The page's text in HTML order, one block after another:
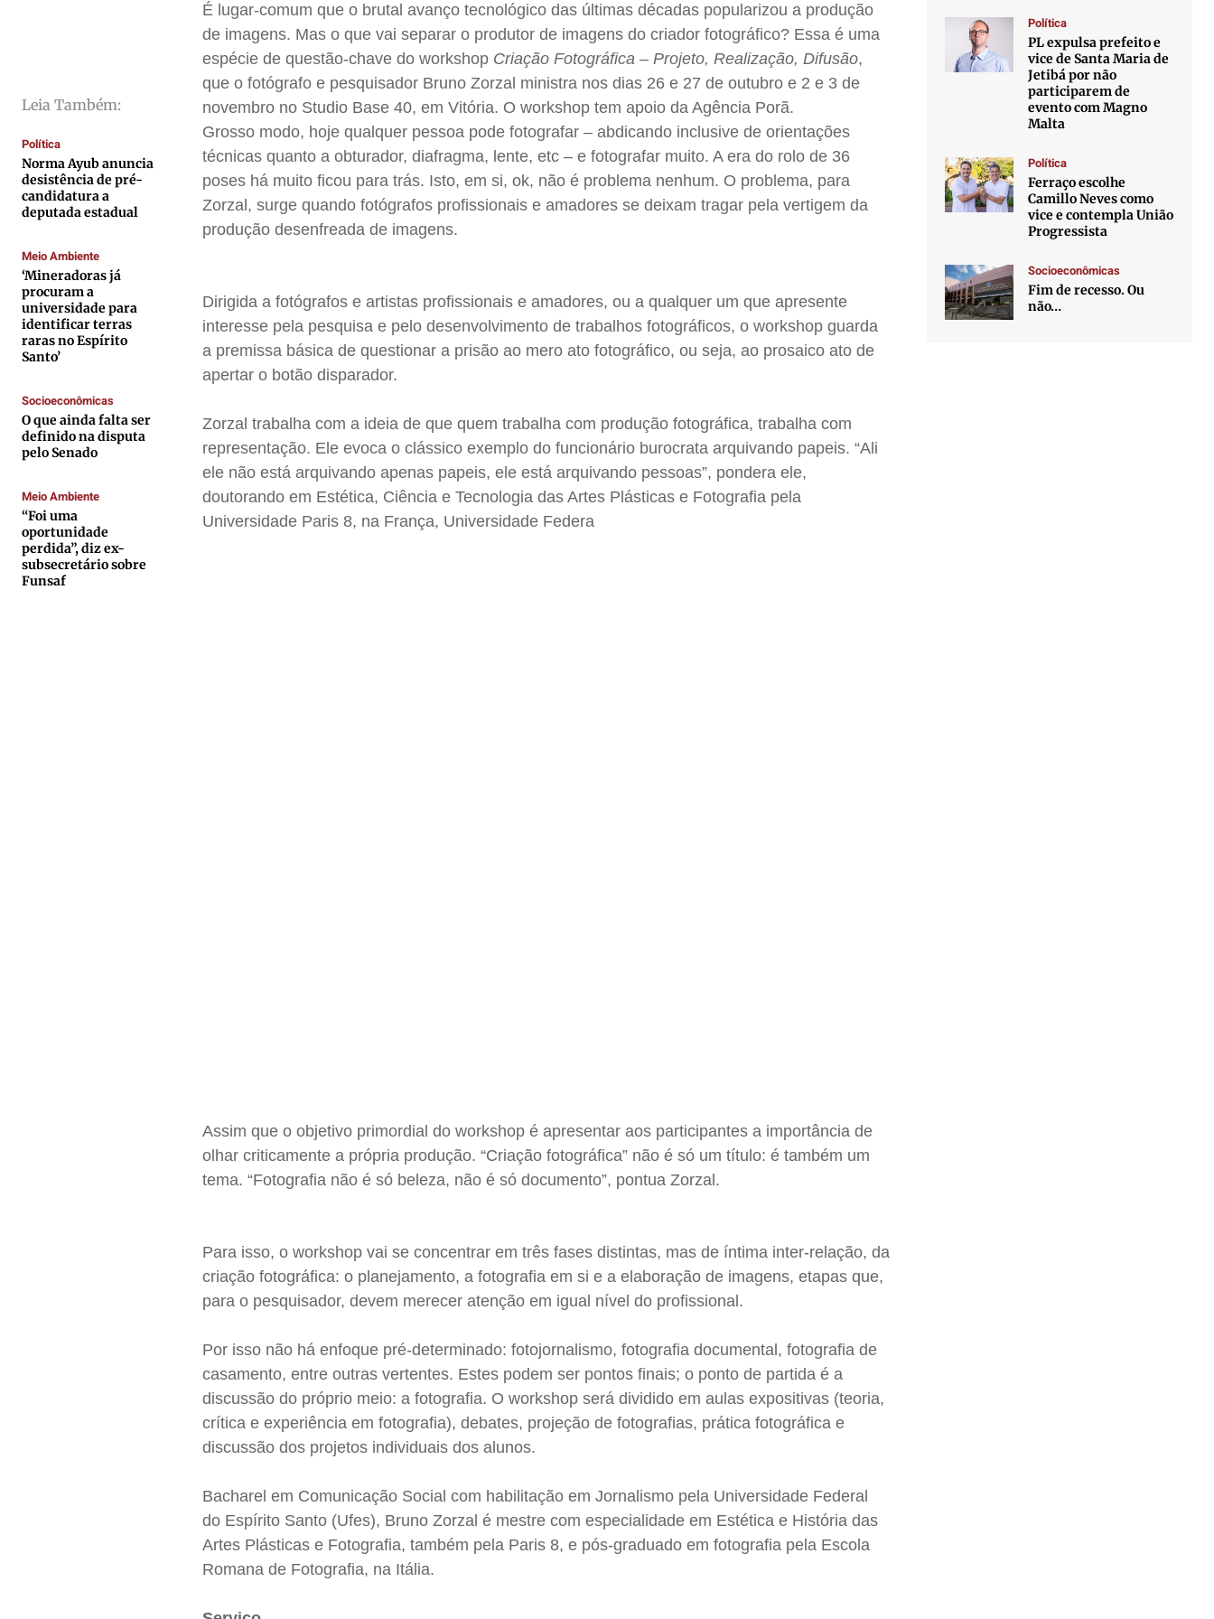
Caetano Roque
Gustavo Bastos
Jr Mignone (in memorian)
Publicidade Legal
Anuncie
Expediente
Contato
Anuncie
Termos de Uso
Privacidade
Caetano Roque
Gustavo Bastos
Jr Mignone (in memorian)
Publicidade Legal
Anuncie
Expediente
Contato
Anuncie
Termos de Uso
Privacidade
Caetano Roque
Gustavo Bastos
Jr Mignone (in memorian)
Publicidade Legal
Anuncie
Expediente
Contato
Anuncie
Termos de Uso
Privacidade
Caetano Roque
Gustavo Bastos
Jr Mignone (in memorian)
Publicidade Legal
Anuncie
Expediente
Contato
Anuncie
Termos de Uso
Privacidade
Leia Também:
Política
Norma Ayub anuncia
desistência de pré-
candidatura a
deputada estadual
Meio Ambiente
‘Mineradoras já
procuram a
universidade para
identificar terras
raras no Espírito
Santo’
Socioeconômicas
O que ainda falta ser
definido na disputa
pelo Senado
Meio Ambiente
“Foi uma
oportunidade
perdida”, diz ex-
subsecretário sobre
Funsaf
É lugar-comum que o brutal avanço tecnológico das últimas décadas popularizou a produção
de imagens. Mas o que vai separar o produtor de imagens do criador fotográfico? Essa é uma
espécie de questão-chave do workshop Criação Fotográfica – Projeto, Realização, Difusão,
que o fotógrafo e pesquisador Bruno Zorzal ministra nos dias 26 e 27 de outubro e 2 e 3 de
novembro no Studio Base 40, em Vitória. O workshop tem apoio da Agência Porã.
Grosso modo, hoje qualquer pessoa pode fotografar – abdicando inclusive de orientações
técnicas quanto a obturador, diafragma, lente, etc – e fotografar muito. A era do rolo de 36
poses há muito ficou para trás. Isto, em si, ok, não é problema nenhum. O problema, para
Zorzal, surge quando fotógrafos profissionais e amadores se deixam tragar pela vertigem da
produção desenfreada de imagens.
Dirigida a fotógrafos e artistas profissionais e amadores, ou a qualquer um que apresente
interesse pela pesquisa e pelo desenvolvimento de trabalhos fotográficos, o workshop guarda
a premissa básica de questionar a prisão ao mero ato fotográfico, ou seja, ao prosaico ato de
apertar o botão disparador.
Zorzal trabalha com a ideia de que quem trabalha com produção fotográfica, trabalha com
representação. Ele evoca o clássico exemplo do funcionário burocrata arquivando papeis. “Ali
ele não está arquivando apenas papeis, ele está arquivando pessoas”, pondera ele,
doutorando em Estética, Ciência e Tecnologia das Artes Plásticas e Fotografia pela
Universidade Paris 8, na França, Universidade Federa
Assim que o objetivo primordial do workshop é apresentar aos participantes a importância de
olhar criticamente a própria produção. “Criação fotográfica” não é só um título: é também um
tema. “Fotografia não é só beleza, não é só documento”, pontua Zorzal.
Para isso, o workshop vai se concentrar em três fases distintas, mas de íntima inter-relação, da
criação fotográfica: o planejamento, a fotografia em si e a elaboração de imagens, etapas que,
para o pesquisador, devem merecer atenção em igual nível do profissional.
Por isso não há enfoque pré-determinado: fotojornalismo, fotografia documental, fotografia de
casamento, entre outras vertentes. Estes podem ser pontos finais; o ponto de partida é a
discussão do próprio meio: a fotografia. O workshop será dividido em aulas expositivas (teoria,
crítica e experiência em fotografia), debates, projeção de fotografias, prática fotográfica e
discussão dos projetos individuais dos alunos.
Bacharel em Comunicação Social com habilitação em Jornalismo pela Universidade Federal
do Espírito Santo (Ufes), Bruno Zorzal é mestre com especialidade em Estética e História das
Artes Plásticas e Fotografia, também pela Paris 8, e pós-graduado em fotografia pela Escola
Romana de Fotografia, na Itália.
Política
PL expulsa prefeito e
vice de Santa Maria de
Jetibá por não
participarem de
evento com Magno
Malta
Política
Ferraço escolhe
Camillo Neves como
vice e contempla União
Progressista
Socioeconômicas
Fim de recesso. Ou
não…